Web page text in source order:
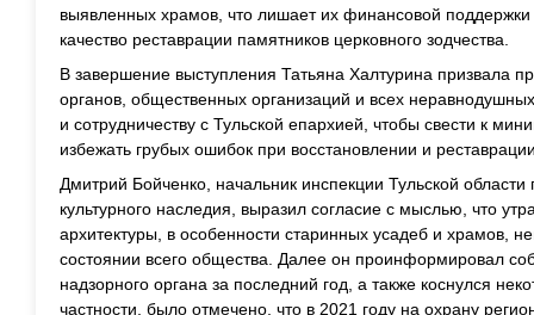
выявленных храмов, что лишает их финансовой
качество реставрации памятников церковного зодчества.
В завершение выступления Татьяна Халтурина призвала
органов, общественных организаций и всех
и сотрудничеству с Тульской епархией, чтобы свести к
избежать грубых ошибок при восстановлении и
Дмитрий Бойченко, начальник инспекции Тульской
культурного наследия, выразил согласие с мыслью, что
архитектуры, в особенности старинных усадеб и храмов,
состоянии всего общества. Далее он проинформировал
надзорного органа за последний год, а также коснулся
частности, было отмечено, что в 2021 году на охрану